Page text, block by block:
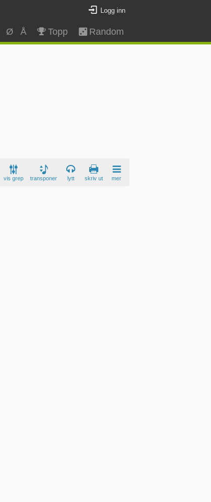
Logg inn
Ø Å Topp Random
vis grep transponer lytt skriv ut mer